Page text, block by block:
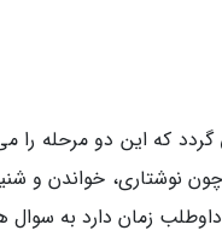
که این دو مرحله را
نوشتاری، خواندن و